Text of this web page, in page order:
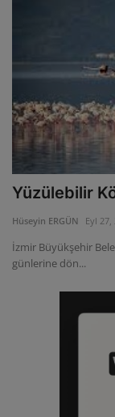
Yüzülebilir
Hüseyin ERGÜN Eyl 27,
İzmir Büyükşehir
günlerine dön...